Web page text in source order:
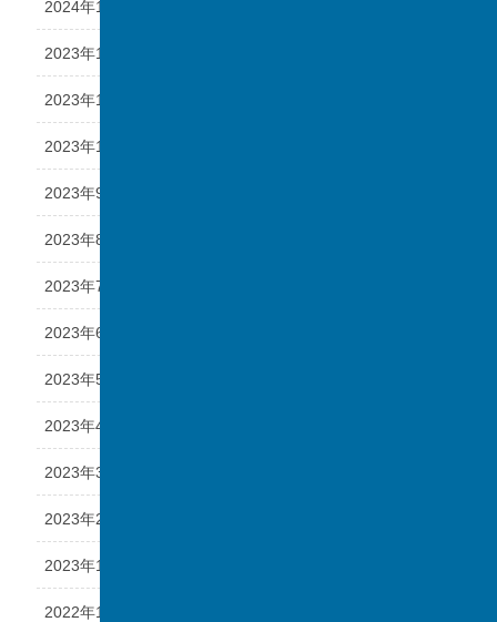
2024年1月
2023年12月
2023年11月
2023年10月
2023年9月
2023年8月
2023年7月
2023年6月
2023年5月
2023年4月
2023年3月
2023年2月
2023年1月
2022年12月